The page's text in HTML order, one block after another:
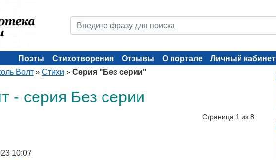
Поэты Стихотворения Отзывы О портале
Личный кабинет
Волт » Стихи » Серия "Без серии"
- серия Без серии
Страница 1 из 8
10:07